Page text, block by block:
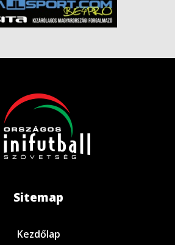
Sitemap
Kezdőlap